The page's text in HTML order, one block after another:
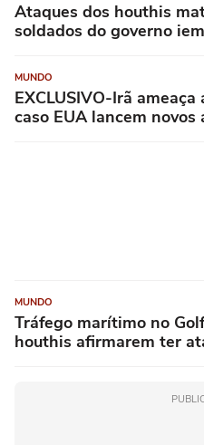
Ataques dos houthis
soldados do governo
MUNDO
EXCLUSIVO-Irã
caso EUA lancem novos
MUNDO
Tráfego marítimo no
houthis afirmarem ter